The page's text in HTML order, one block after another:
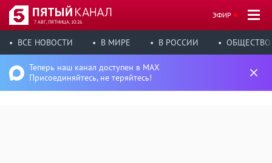
7 АВГ, ПЯТНИЦА, 10:26
ЭФИР
ВСЕ НОВОСТИ В МИРЕ В РОССИИ ОБЩЕСТВО
Теперь наш канал доступен в MAX
Присоединяйтесь, не теряйтесь!